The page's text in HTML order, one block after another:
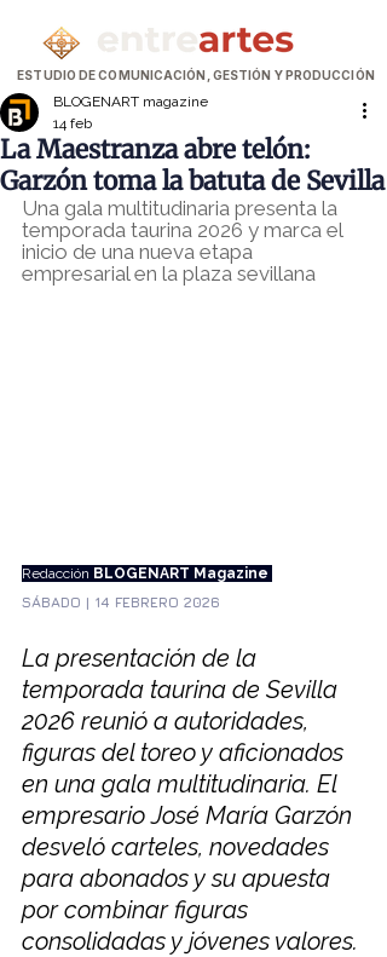
ESTUDIO DE COMUNICACIÓN, GESTIÓN Y PRODUCCIÓN
La Maestranza abre telón:
Garzón toma la batuta de Sevilla
BLOGENART magazine
14 feb
Una gala multitudinaria presenta la
temporada taurina 2026 y marca el
inicio de una nueva etapa
empresarial en la plaza sevillana
Redacción BLOGENART Magazine
SÁBADO | 14 FEBRERO 2026
La presentación de la
temporada taurina de Sevilla
2026 reunió a autoridades,
figuras del toreo y aficionados
en una gala multitudinaria. El
empresario José María Garzón
desveló carteles, novedades
para abonados y su apuesta
por combinar figuras
consolidadas y jóvenes valores.